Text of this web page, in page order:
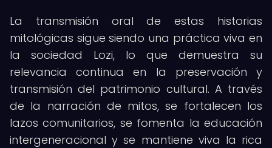
La transmisión oral de estas historias
mitológicas sigue siendo una práctica viva en
la sociedad Lozi, lo que demuestra su
relevancia continua en la preservación y
transmisión del patrimonio cultural. A través
de la narración de mitos, se fortalecen los
lazos comunitarios, se fomenta la educación
intergeneracional y se mantiene viva la rica